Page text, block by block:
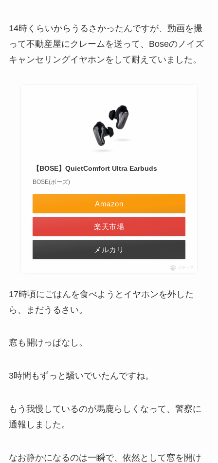
14時くらいからうるさかったんですが、動画を撮
って不動産屋にクレームを送って、Boseのノイズ
キャンセリングイヤホンをして耐えていました。
【BOSE】QuietComfort Ultra Earbuds
BOSE(ボーズ)
Amazon
楽天市場
メルカリ
ポチップ
17時頃にごはんを食べようとイヤホンを外した
ら、まだうるさい。
窓も開けっぱなし。
3時間もずっと騒いでいたんですね。
もう我慢しているのが馬鹿らしくなって、警察に
通報しました。
なお静かになるのは一瞬で、依然として窓を開け